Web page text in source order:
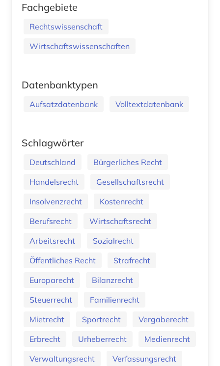
Fachgebiete
Rechtswissenschaft
Wirtschaftswissenschaften
Datenbanktypen
Aufsatzdatenbank Volltextdatenbank
Schlagwörter
Deutschland
Bürgerliches Recht
Handelsrecht
Gesellschaftsrecht
Insolvenzrecht
Kostenrecht
Berufsrecht
Wirtschaftsrecht
Arbeitsrecht
Sozialrecht
Öffentliches Recht
Strafrecht
Europarecht
Bilanzrecht
Steuerrecht
Familienrecht
Mietrecht
Sportrecht
Vergaberecht
Erbrecht
Urheberrecht
Medienrecht
Verwaltungsrecht
Verfassungsrecht